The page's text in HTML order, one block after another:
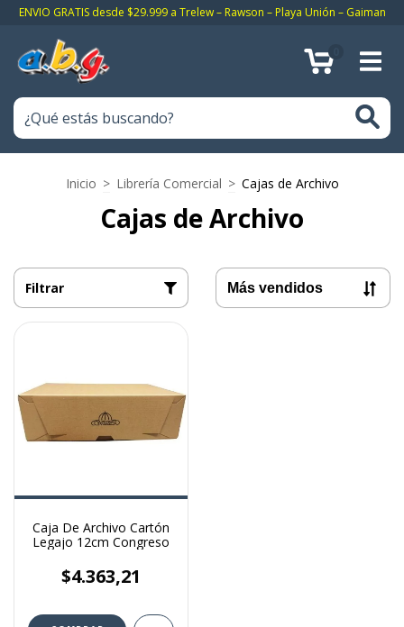
ENVIO GRATIS desde $29.999 a Trelew – Rawson – Playa Unión – Gaiman
Inicio > Librería Comercial > Cajas de Archivo
Cajas de Archivo
Filtrar
Caja De Archivo Cartón
Legajo 12cm Congreso
$4.363,21